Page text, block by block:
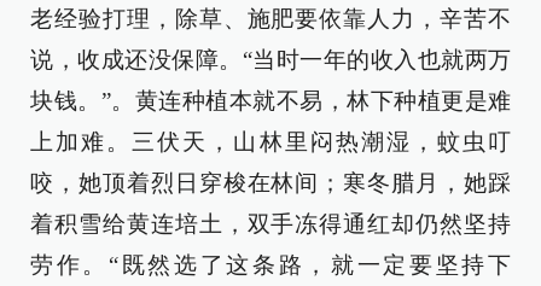
老经验打理，除草、施肥要依靠人力，辛苦不
说，收成还没保障。“当时一年的收入也就两万
块钱。”。黄连种植本就不易，林下种植更是难
上加难。三伏天，山林里闷热潮湿，蚊虫叮
咬，她顶着烈日穿梭在林间；寒冬腊月，她踩
着积雪给黄连培土，双手冻得通红却仍然坚持
劳作。“既然选了这条路，就一定要坚持下